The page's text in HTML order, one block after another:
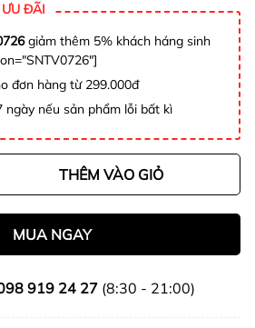
ĐÃI
giảm thêm 5% khách háng sinh
đơn hàng từ 299.000đ
nếu sản phẩm lỗi bất kì
THÊM VÀO GIỎ
MUA NGAY
919 24 27(8:30 - 21:00)